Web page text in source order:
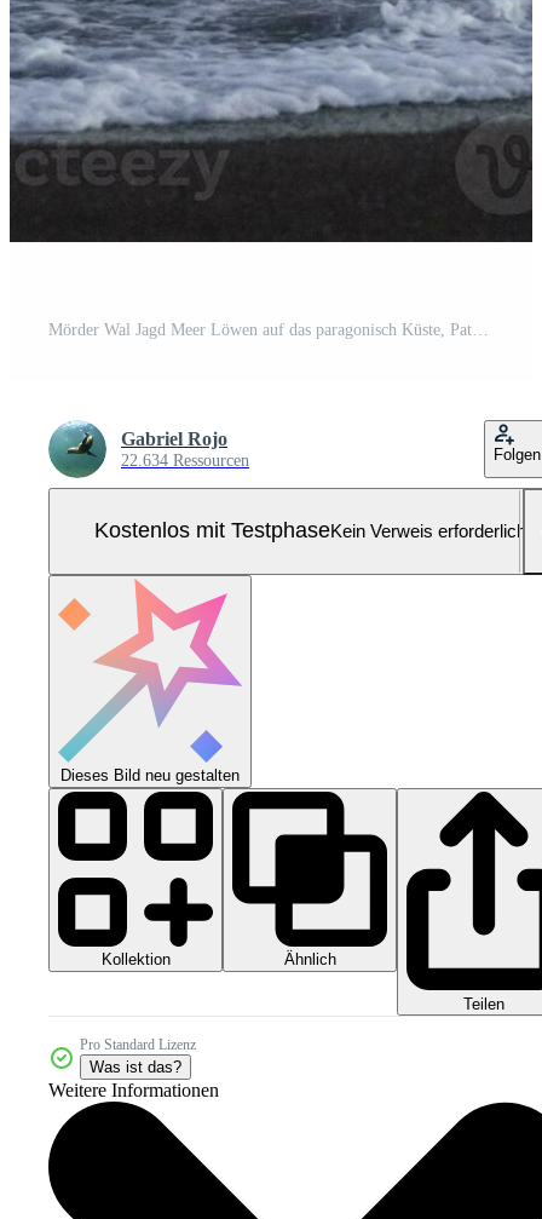
Gabriel Rojo
22.634 Ressourcen Folgen
Kostenlos mit TestphaseKein Verweis erforderlich
Dieses Bild neu gestalten
Kollektion Ähnlich
Teilen
Pro Standard Lizenz
Was ist das?
Weitere Informationen